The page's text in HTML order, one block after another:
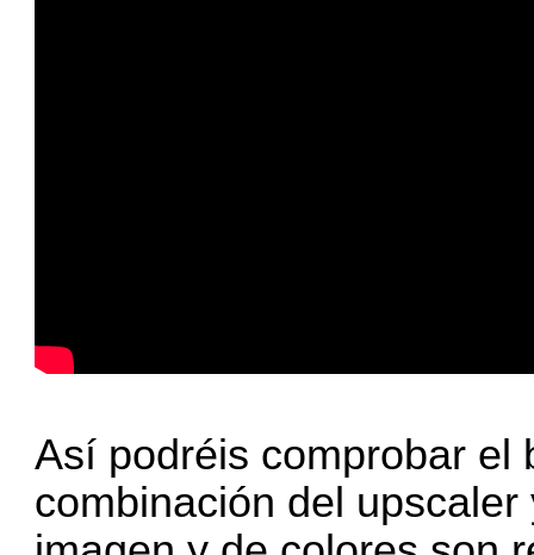
Así podréis comprobar el
combinación del